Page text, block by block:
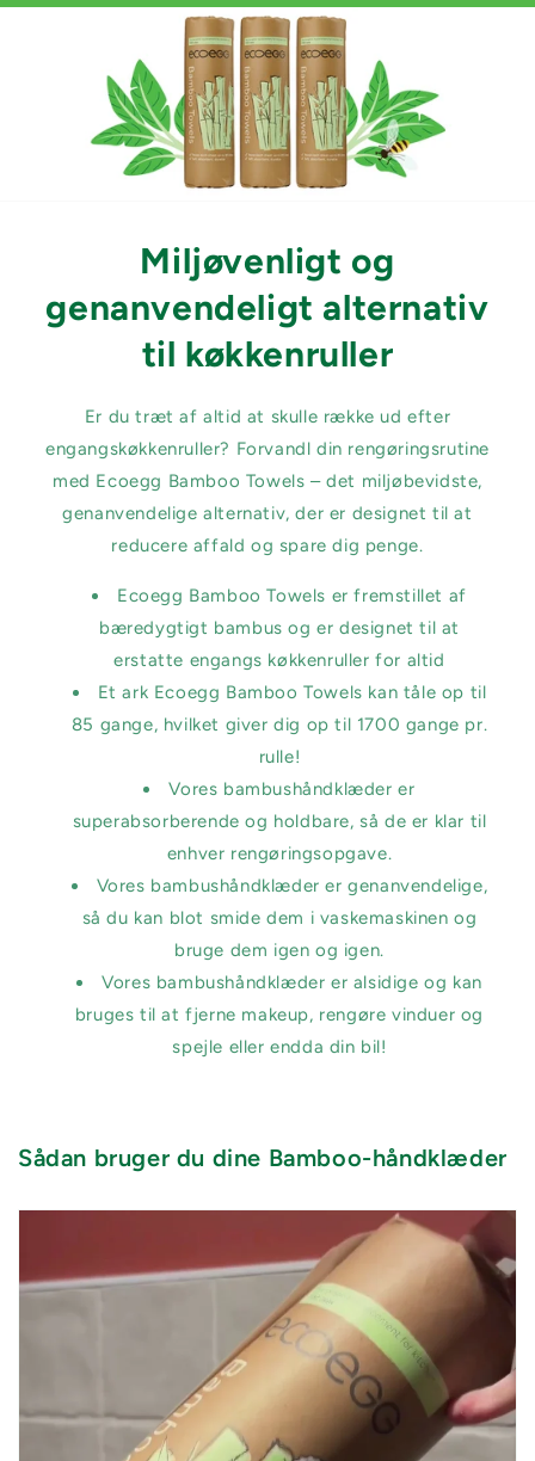
Miljøvenligt og
genanvendeligt alternativ
til køkkenruller
Er du træt af altid at skulle række ud efter
engangskøkkenruller? Forvandl din rengøringsrutine
med Ecoegg Bamboo Towels – det miljøbevidste,
genanvendelige alternativ, der er designet til at
reducere affald og spare dig penge.
Ecoegg Bamboo Towels er fremstillet af
bæredygtigt bambus og er designet til at
erstatte engangs køkkenruller for altid
Et ark Ecoegg Bamboo Towels kan tåle op til
85 gange, hvilket giver dig op til 1700 gange pr.
rulle!
Vores bambushåndklæder er
superabsorberende og holdbare, så de er klar til
enhver rengøringsopgave.
Vores bambushåndklæder er genanvendelige,
så du kan blot smide dem i vaskemaskinen og
bruge dem igen og igen.
Vores bambushåndklæder er alsidige og kan
bruges til at fjerne makeup, rengøre vinduer og
spejle eller endda din bil!
Sådan bruger du dine Bamboo-håndklæder